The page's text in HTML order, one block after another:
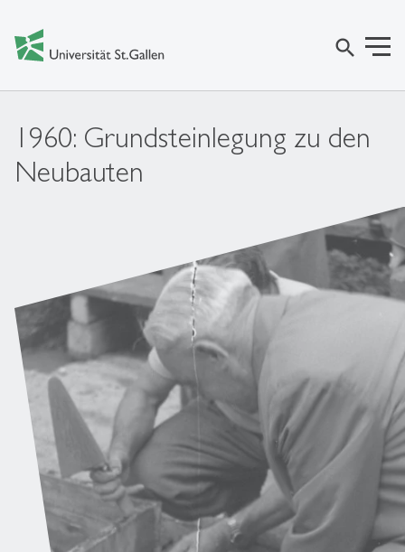
search
1960: Grundsteinlegung zu den
Neubauten